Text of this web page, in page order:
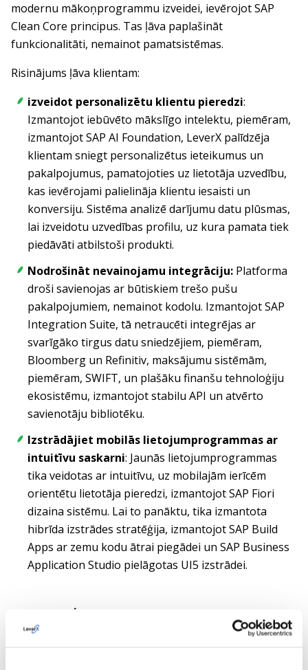
modernu mākoņprogrammu izveidei, ievērojot SAP
Clean Core principus. Tas ļāva paplašināt
funkcionalitāti, nemainot pamatsistēmas.
Risinājums ļāva klientam:
izveidot personalizētu klientu pieredzi:
Izmantojot iebūvēto mākslīgo intelektu, piemēram,
izmantojot SAP AI Foundation, LeverX palīdzēja
klientam sniegt personalizētus ieteikumus un
pakalpojumus, pamatojoties uz lietotāja uzvedību,
kas ievērojami palielināja klientu iesaisti un
konversiju. Sistēma analizē darījumu datu plūsmas,
lai izveidotu uzvedības profilu, uz kura pamata tiek
piedāvāti atbilstoši produkti.
Nodrošināt nevainojamu integrāciju: Platforma
droši savienojas ar būtiskiem trešo pušu
pakalpojumiem, nemainot kodolu. Izmantojot SAP
Integration Suite, tā netraucēti integrējas ar
svarīgāko tirgus datu sniedzējiem, piemēram,
Bloomberg un Refinitiv, maksājumu sistēmām,
piemēram, SWIFT, un plašāku finanšu tehnoloģiju
ekosistēmu, izmantojot stabilu API un atvērto
savienotāju bibliotēku.
Izstrādājiet mobilās lietojumprogrammas ar
intuitīvu saskarni: Jaunās lietojumprogrammas
tika veidotas ar intuitīvu, uz mobilajām ierīcēm
orientētu lietotāja pieredzi, izmantojot SAP Fiori
dizaina sistēmu. Lai to panāktu, tika izmantota
hibrīda izstrādes stratēģija, izmantojot SAP Build
Apps ar zemu kodu ātrai piegādei un SAP Business
Application Studio pielāgotas UI5 izstrādei.
Tehnoloģiju kopums